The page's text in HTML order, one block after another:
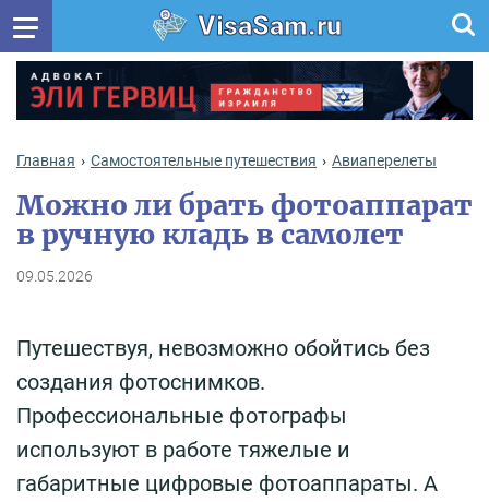
VisaSam.ru
Главная Самостоятельные путешествия Авиаперелеты
Можно ли брать фотоаппарат
в ручную кладь в самолет
09.05.2026
Путешествуя, невозможно обойтись без
создания фотоснимков.
Профессиональные фотографы
используют в работе тяжелые и
габаритные цифровые фотоаппараты. А